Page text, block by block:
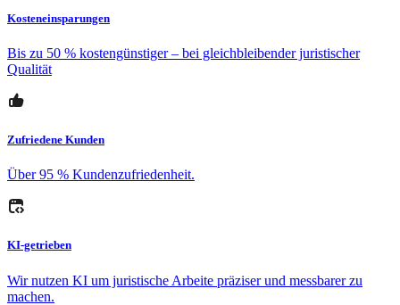
Kosteneinsparungen
Bis zu 50 % kostengünstiger – bei gleichbleibender juristischer
Qualität
Zufriedene Kunden
Über 95 % Kundenzufriedenheit.
KI-getrieben
Wir nutzen KI um juristische Arbeite präziser und messbarer zu
machen.